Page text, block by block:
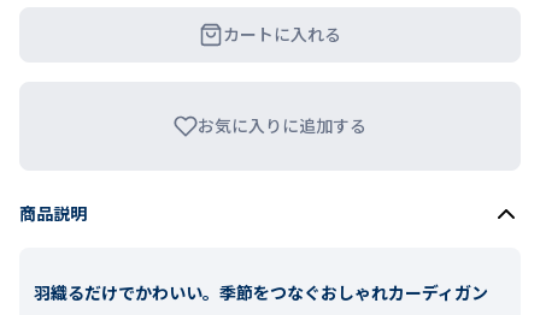
カートに入れる
お気に入りに追加する
商品説明
羽織るだけでかわいい。季節をつなぐおしゃれカーディガン